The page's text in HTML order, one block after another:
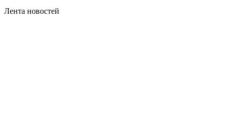
Лента новостей